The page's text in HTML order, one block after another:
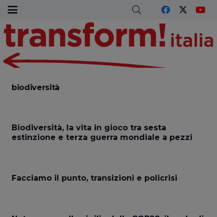
biodiversità
Biodiversità, la vita in gioco tra sesta
estinzione e terza guerra mondiale a pezzi
Facciamo il punto, transizioni e policrisi